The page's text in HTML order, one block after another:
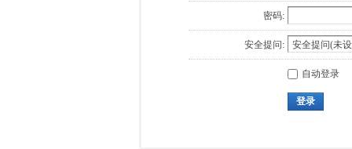
密码:
安全提问:
自动登录
登录